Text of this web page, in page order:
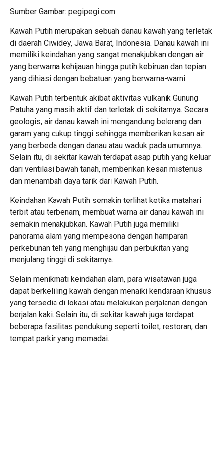
Sumber Gambar: pegipegi.com
Kawah Putih merupakan sebuah danau kawah yang terletak
di daerah Ciwidey, Jawa Barat, Indonesia. Danau kawah ini
memiliki keindahan yang sangat menakjubkan dengan air
yang berwarna kehijauan hingga putih kebiruan dan tepian
yang dihiasi dengan bebatuan yang berwarna-warni.
Kawah Putih terbentuk akibat aktivitas vulkanik Gunung
Patuha yang masih aktif dan terletak di sekitarnya. Secara
geologis, air danau kawah ini mengandung belerang dan
garam yang cukup tinggi sehingga memberikan kesan air
yang berbeda dengan danau atau waduk pada umumnya.
Selain itu, di sekitar kawah terdapat asap putih yang keluar
dari ventilasi bawah tanah, memberikan kesan misterius
dan menambah daya tarik dari Kawah Putih.
Keindahan Kawah Putih semakin terlihat ketika matahari
terbit atau terbenam, membuat warna air danau kawah ini
semakin menakjubkan. Kawah Putih juga memiliki
panorama alam yang mempesona dengan hamparan
perkebunan teh yang menghijau dan perbukitan yang
menjulang tinggi di sekitarnya.
Selain menikmati keindahan alam, para wisatawan juga
dapat berkeliling kawah dengan menaiki kendaraan khusus
yang tersedia di lokasi atau melakukan perjalanan dengan
berjalan kaki. Selain itu, di sekitar kawah juga terdapat
beberapa fasilitas pendukung seperti toilet, restoran, dan
tempat parkir yang memadai.